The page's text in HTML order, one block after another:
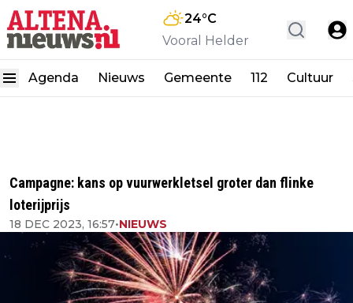
24°C
Vooral Helder
Agenda Nieuws Gemeente 112 Cultuur
Campagne: kans op vuurwerkletsel groter dan flinke
loterijprijs
18 DEC 2023, 16:57•NIEUWS